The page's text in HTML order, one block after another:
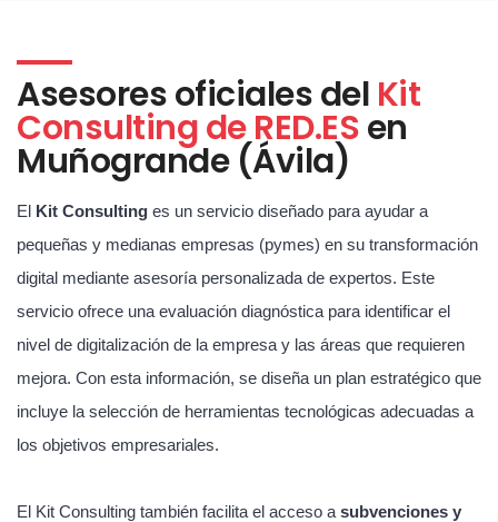
Asesores oficiales del Kit
Consulting de RED.ESen
Muñogrande (Ávila)
El Kit Consulting es un servicio diseñado para ayudar a
pequeñas y medianas empresas (pymes) en su transformación
digital mediante asesoría personalizada de expertos. Este
servicio ofrece una evaluación diagnóstica para identificar el
nivel de digitalización de la empresa y las áreas que requieren
mejora. Con esta información, se diseña un plan estratégico que
incluye la selección de herramientas tecnológicas adecuadas a
los objetivos empresariales.
El Kit Consulting también facilita el acceso a subvenciones y